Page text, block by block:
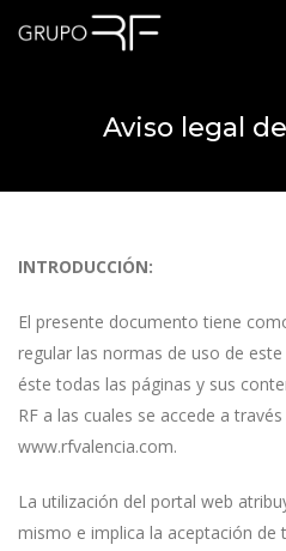
Aviso legal
INTRODUCCIÓN:
El presente documento tiene
regular las normas de uso de
éste todas las páginas y sus
RF a las cuales se accede a
www.rfvalencia.com.
La utilización del portal web
mismo e implica la aceptación de